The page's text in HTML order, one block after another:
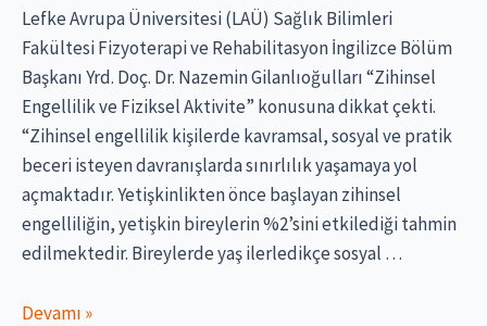
Lefke Avrupa Üniversitesi (LAÜ) Sağlık Bilimleri
Fakültesi Fizyoterapi ve Rehabilitasyon İngilizce Bölüm
Başkanı Yrd. Doç. Dr. Nazemin Gilanlıoğulları “Zihinsel
Engellilik ve Fiziksel Aktivite” konusuna dikkat çekti.
“Zihinsel engellilik kişilerde kavramsal, sosyal ve pratik
beceri isteyen davranışlarda sınırlılık yaşamaya yol
açmaktadır. Yetişkinlikten önce başlayan zihinsel
engelliliğin, yetişkin bireylerin %2’sini etkilediği tahmin
edilmektedir. Bireylerde yaş ilerledikçe sosyal …
LAÜ
Devamı »